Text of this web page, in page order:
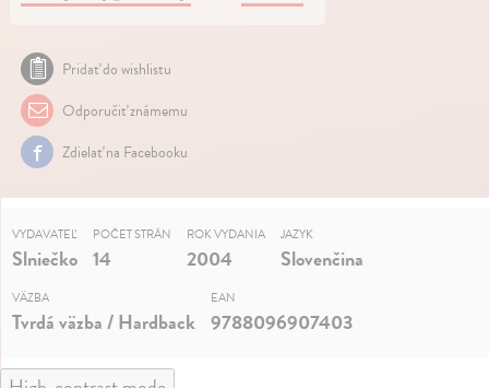
Pridať do wishlistu
Odporučiť známemu
Zdielať na Facebooku
VYDAVATEĽ
Slniečko
POČET STRÁN
14
ROK VYDANIA
2004
JAZYK
Slovenčina
VÄZBA
Tvrdá väzba / Hardback
EAN
9788096907403